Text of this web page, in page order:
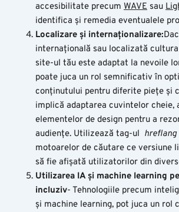
accesibilitate precum WAVE sau
identifica și remedia eventualele
Localizare și internaționalizare:
internațională sau localizată
site-ul tău este adaptat la nevoile
poate juca un rol semnificativ în
conținutului pentru diferite piețe și
implică adaptarea cuvintelor cheie,
elementelor de design pentru a
audiențe. Utilizează tag-ul hreflang
motoarelor de căutare ce versiune
să fie afișată utilizatorilor din
Utilizarea IA și machine learning
incluziv- Tehnologiile precum
și machine learning, pot juca un rol